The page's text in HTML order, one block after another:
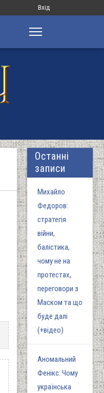
Меню
запису
Вхід
Останні
записи
Михайло
Федоров:
стратегія
війни,
балістика,
чому не на
протестах,
переговори з
Маском та що
буде далі
(+відео)
Аномальний
Фенікс: Чому
українська